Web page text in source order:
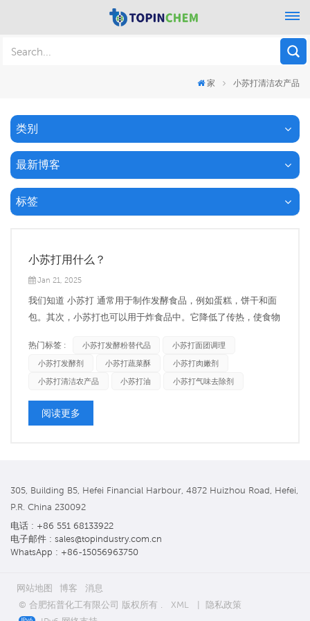
家 小苏打清洁农产品
类别
最新博客
标签
小苏打用什么？
Jan 21, 2025
我们知道 小苏打 通常用于制作发酵食品，例如蛋糕，饼干和面
包。其次，小苏打也可以用于炸食品中。它降低了传热，使食物
向您介绍小苏打的其他意外用途。 解开下水道取两汤匙小苏
打，然后将其倒在下水道开口处。然后倒入一杯白醋，静置15分
钟。之后，慢...
热门标签 : 小苏打发酵粉替代品
小苏打面团调理
小苏打发酵剂
小苏打蔬菜酥
小苏打肉嫩剂
小苏打清洁农产品
小苏打油 小苏打气味去除剂
阅读更多
305, Building B5, Hefei Financial Harbour, 4872 Huizhou Road, Hefei,
P.R. China 230092
电话 : +86 551 68133922
电子邮件 : sales@topindustry.com.cn
WhatsApp : +86-15056963750
网站地图 博客
消息
© 合肥拓普化工有限公司 版权所有 .
XML
隐私政策